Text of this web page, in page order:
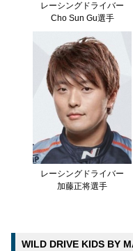
レーシングドライバー
Cho Sun Gu選手
レーシングドライバー
加藤正将選手
WILD DRIVE KIDS BY